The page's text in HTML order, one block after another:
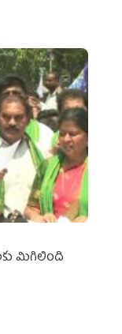
మిగిలింది